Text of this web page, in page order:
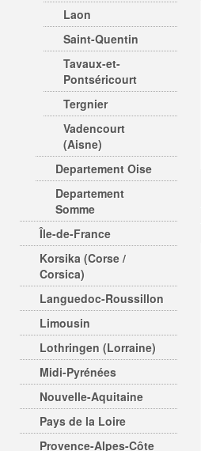
Laon
Saint-Quentin
Tavaux-et-
Pontséricourt
Tergnier
Vadencourt
(Aisne)
Departement Oise
Departement
Somme
Île-de-France
Korsika (Corse /
Corsica)
Languedoc-Roussillon
Limousin
Lothringen (Lorraine)
Midi-Pyrénées
Nouvelle-Aquitaine
Pays de la Loire
Provence-Alpes-Côte